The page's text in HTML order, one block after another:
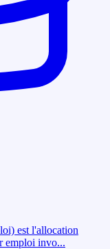
est l'allocation
emploi invo...